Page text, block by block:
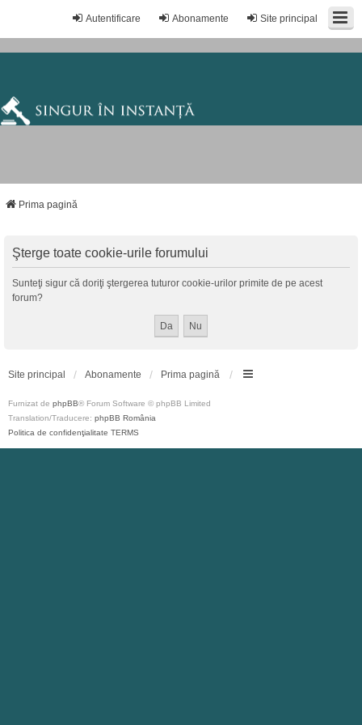
Site principal
Abonamente
Autentificare
Prima pagină
Şterge toate cookie-urile forumului
Sunteţi sigur că doriţi ştergerea tuturor cookie-urilor primite de pe acest
forum?
Site principal Abonamente Prima pagină
Furnizat de phpBB® Forum Software © phpBB Limited
Translation/Traducere: phpBB România
Politica de confidenţialitate TERMS